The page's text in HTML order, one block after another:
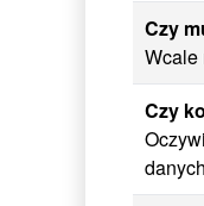
Czy
Wcale
Czy